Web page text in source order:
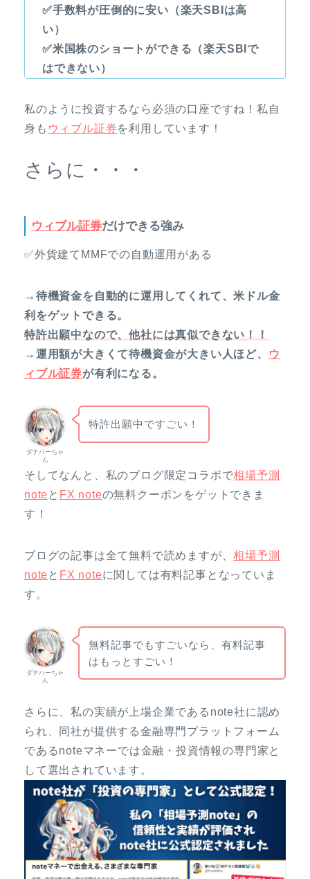
✅手数料が圧倒的に安い（楽天SBIは高
い）
✅米国株のショートができる（楽天SBIで
はできない）
私のように投資するなら必須の口座ですね！私自
身も ウィブル証券を利用しています！
さらに・・・
ウィブル証券だけできる強み
✅外貨建てMMFでの自動運用がある
→待機資金を自動的に運用してくれて、米ドル金
利をゲットできる。
特許出願中なので、他社には真似できない！！
→運用額が大きくて待機資金が大きい人ほど、
ウ
ィブル証券が有利になる。
ダナハーちゃ
ん
特許出願中ですごい！
そしてなんと、私のブログ限定コラボで相場予測
note と FX noteの無料クーポンをゲットできま
す！
ブログの記事は全て無料で読めますが、相場予測
note と FX noteに関しては有料記事となっていま
す。
ダナハーちゃ
ん
無料記事でもすごいなら、有料記事
はもっとすごい！
さらに、私の実績が上場企業であるnote社に認め
られ、同社が提供する金融専門プラットフォーム
であるnoteマネーでは金融・投資情報の専門家と
して選出されています。